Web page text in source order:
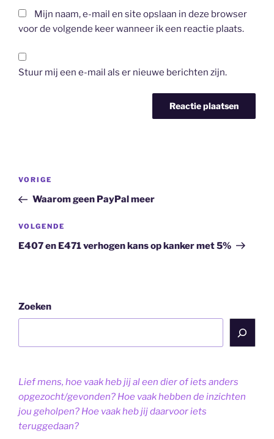
Mijn naam, e-mail en site opslaan in deze browser
voor de volgende keer wanneer ik een reactie plaats.
Stuur mij een e-mail als er nieuwe berichten zijn.
Bericht
Vorig
bericht
VORIGE
Waarom geen PayPal meer
Volgend
bericht
VOLGENDE
E407 en E471 verhogen kans op kanker met 5%
Zoeken
Lief mens, hoe vaak heb jij al een dier of iets anders
opgezocht/gevonden? Hoe vaak hebben de inzichten
jou geholpen? Hoe vaak heb jij daarvoor iets
teruggedaan?